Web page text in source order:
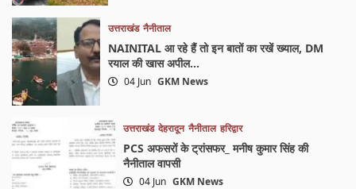
उत्तराखंड नैनीताल
NAINITAL आ रहे हैं तो इन बातों का रखें ख्याल, DM
रयाल की खास अपील…
04 Jun GKM News
उत्तराखंड देहरादून नैनीताल हरिद्वार
PCS अफसरों के ट्रांसफर_ मनीष कुमार सिंह की
नैनीताल वापसी
04 Jun GKM News